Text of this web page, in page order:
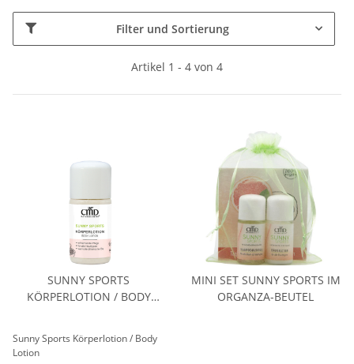
Filter und Sortierung
Artikel 1 - 4 von 4
SUNNY SPORTS
KÖRPERLOTION / BODY
Sunny Sports Körperlotion / Body
Lotion
MINI SET SUNNY SPORTS IM
ORGANZA-BEUTEL